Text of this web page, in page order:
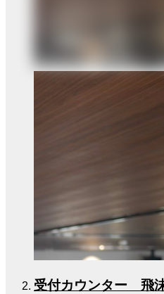
受付カウンター 飛